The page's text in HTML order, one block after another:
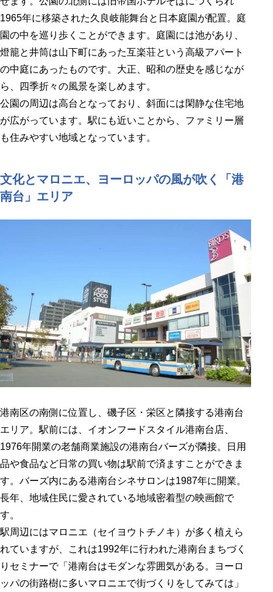
1965年に移築された久良岐能舞台と日本庭園が配置。庭
園の中を巡り歩くことができます。庭園には池があり、
燈籠と井筒は山下町にあった互楽荘という高級アパート
の中庭にあったものです。大正、昭和の歴史を感じなが
ら、四季折々の風景を楽しめます。
公園の周辺は高台となっており、斜面には閑静な住宅地
が広がっています。駅にも近いことから、ファミリー層
も住みやすい地域となっています。
文化とマロニエ、ヨーロッパの風が吹く「港
南台」エリア
港南区の南側に位置し、磯子区・栄区と隣接する港南台
エリア。駅前には、イオンフードスタイル港南台店、
1976年開業の老舗商業施設の港南台バーズが隣接。日用
品や食品など日常の買い物は駅前で済ますことができま
す。バーズ内にある港南台シネサロンは1987年に開業。
長年、地域住民に愛されている地域密着型の映画館で
す。
駅周辺にはマロニエ（セイヨウトチノキ）が多く植えら
れていますが、これは1992年に行われた港南台まちづく
りセミナーで「港南台はモダンな雰囲気がある。ヨーロ
ッパの街路樹に多いマロニエで街づくりをしてみては」